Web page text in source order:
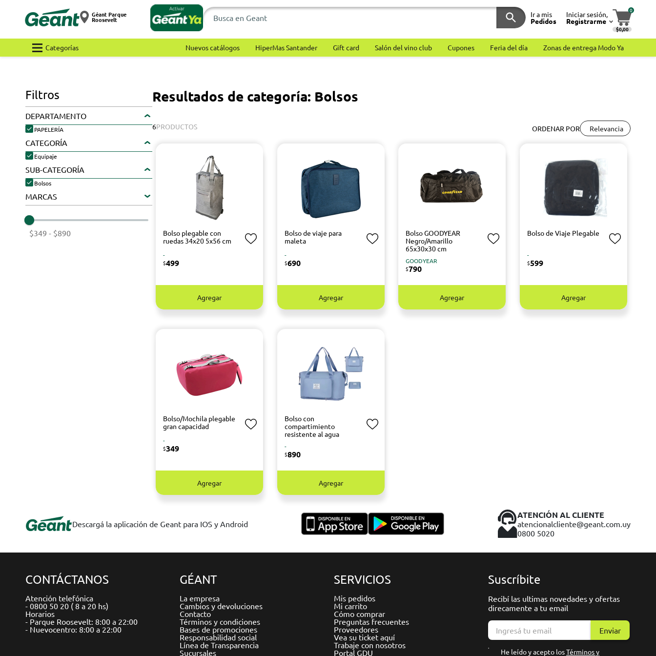
Géant Parque
Roosevelt
Ir a mis
Pedidos
Iniciar sesión,
Registrarme
0
$0,00
Categorías Nuevos catálogos HiperMas Santander Gift card Salón del vino club Cupones Feria del día Zonas de entrega Modo Ya
Filtros
DEPARTAMENTO
PAPELERÍA
CATEGORÍA
Equipaje
SUB-CATEGORÍA
Bolsos
MARCAS
$349 - $890
Resultados de categoría: Bolsos
ORDENAR POR Relevancia
6PRODUCTOS
Bolso plegable con
ruedas 34x20 5x56 cm
-
$499
Agregar
Bolso de viaje para
maleta
-
$690
Agregar
Bolso GOODYEAR
Negro/Amarillo
65x30x30 cm
GOODYEAR
$790
Agregar
Bolso de Viaje Plegable
-
$599
Agregar
Bolso/Mochila plegable
gran capacidad
-
$349
Agregar
Bolso con
compartimiento
resistente al agua
-
$890
Agregar
Descargá la aplicación de Geant para IOS y Android
ATENCIÓN AL CLIENTE
atencionalcliente@geant.com.uy
0800 5020
CONTÁCTANOS
Atención telefónica
- 0800 50 20 ( 8 a 20 hs)
Horarios
- Parque Roosevelt: 8:00 a 22:00
- Nuevocentro: 8:00 a 22:00
GÉANT
La empresa
Cambios y devoluciones
Contacto
Términos y condiciones
Bases de promociones
Responsabilidad social
Línea de Transparencia
Sucursales
SERVICIOS
Mis pedidos
Mi carrito
Cómo comprar
Preguntas frecuentes
Proveedores
Vea su ticket aquí
Trabaje con nosotros
Portal GDU
Suscríbite
Recibí las ultimas novedades y ofertas
direcamente a tu email
Enviar
He leído y acepto losTérminos y